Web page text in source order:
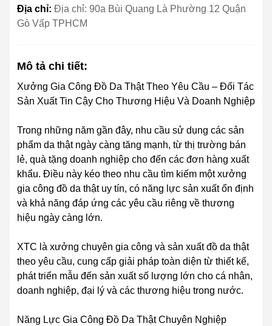
Địa chỉ: Địa chỉ: 90a Bùi Quang Là Phường 12 Quận
Gò Vấp TPHCM
Mô tả chi tiết:
Xưởng Gia Công Đồ Da Thật Theo Yêu Cầu – Đối Tác
Sản Xuất Tin Cậy Cho Thương Hiệu Và Doanh Nghiệp
Trong những năm gần đây, nhu cầu sử dụng các sản
phẩm da thật ngày càng tăng mạnh, từ thị trường bán
lẻ, quà tặng doanh nghiệp cho đến các đơn hàng xuất
khẩu. Điều này kéo theo nhu cầu tìm kiếm một xưởng
gia công đồ da thật uy tín, có năng lực sản xuất ổn định
và khả năng đáp ứng các yêu cầu riêng về thương
hiệu ngày càng lớn.
XTC là xưởng chuyên gia công và sản xuất đồ da thật
theo yêu cầu, cung cấp giải pháp toàn diện từ thiết kế,
phát triển mẫu đến sản xuất số lượng lớn cho cá nhân,
doanh nghiệp, đại lý và các thương hiệu trong nước.
Năng Lực Gia Công Đồ Da Thật Chuyên Nghiệp